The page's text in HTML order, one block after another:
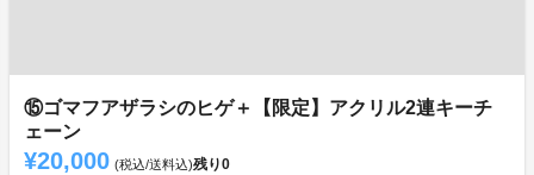
⑮ゴマフアザラシのヒゲ＋【限定】アクリル2連キーチ
ェーン
¥20,000 (税込/送料込)残り0